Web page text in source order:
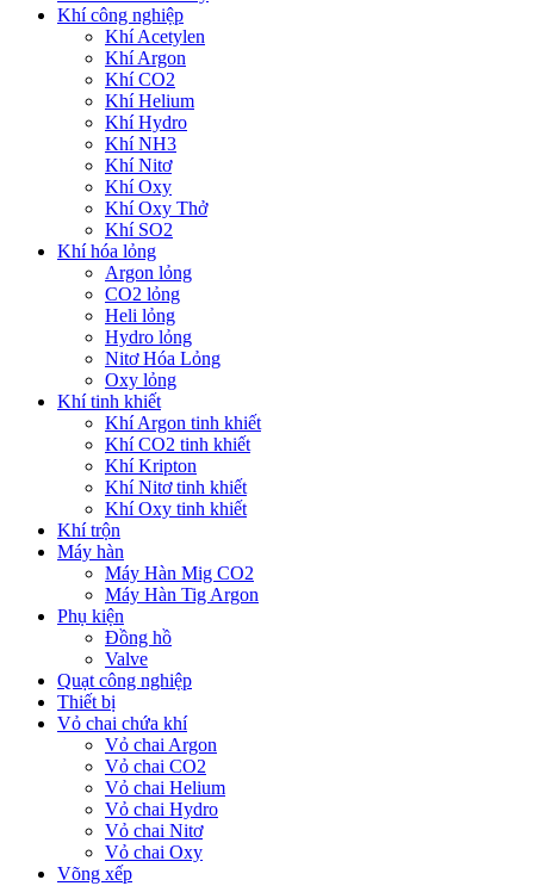
Khí công nghiệp
Khí Acetylen
Khí Argon
Khí CO2
Khí Helium
Khí Hydro
Khí NH3
Khí Nitơ
Khí Oxy
Khí Oxy Thở
Khí SO2
Khí hóa lỏng
Argon lỏng
CO2 lỏng
Heli lỏng
Hydro lỏng
Nitơ Hóa Lỏng
Oxy lỏng
Khí tinh khiết
Khí Argon tinh khiết
Khí CO2 tinh khiết
Khí Kripton
Khí Nitơ tinh khiết
Khí Oxy tinh khiết
Khí trộn
Máy hàn
Máy Hàn Mig CO2
Máy Hàn Tig Argon
Phụ kiện
Đồng hồ
Valve
Quạt công nghiệp
Thiết bị
Vỏ chai chứa khí
Vỏ chai Argon
Vỏ chai CO2
Vỏ chai Helium
Vỏ chai Hydro
Vỏ chai Nitơ
Vỏ chai Oxy
Võng xếp